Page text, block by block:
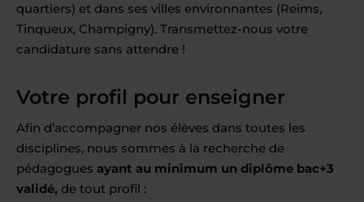
quartiers) et dans ses villes environnantes (Reims,
Tinqueux, Champigny). Transmettez-nous votre
candidature sans attendre !
Votre profil pour enseigner
Afin d’accompagner nos élèves dans toutes les
disciplines, nous sommes à la recherche de
pédagogues ayant au minimum un diplôme bac+3
validé, de tout profil :